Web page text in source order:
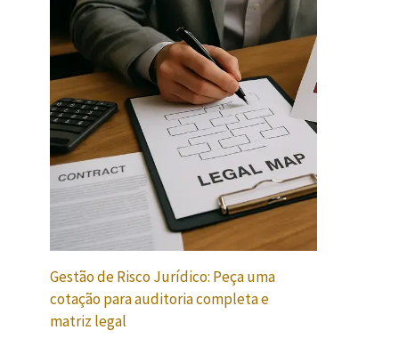
Gestão de Risco Jurídico: Peça uma
cotação para auditoria completa e
matriz legal